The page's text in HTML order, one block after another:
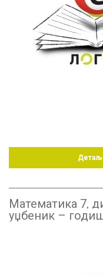
Математика 7,
уџбеник –